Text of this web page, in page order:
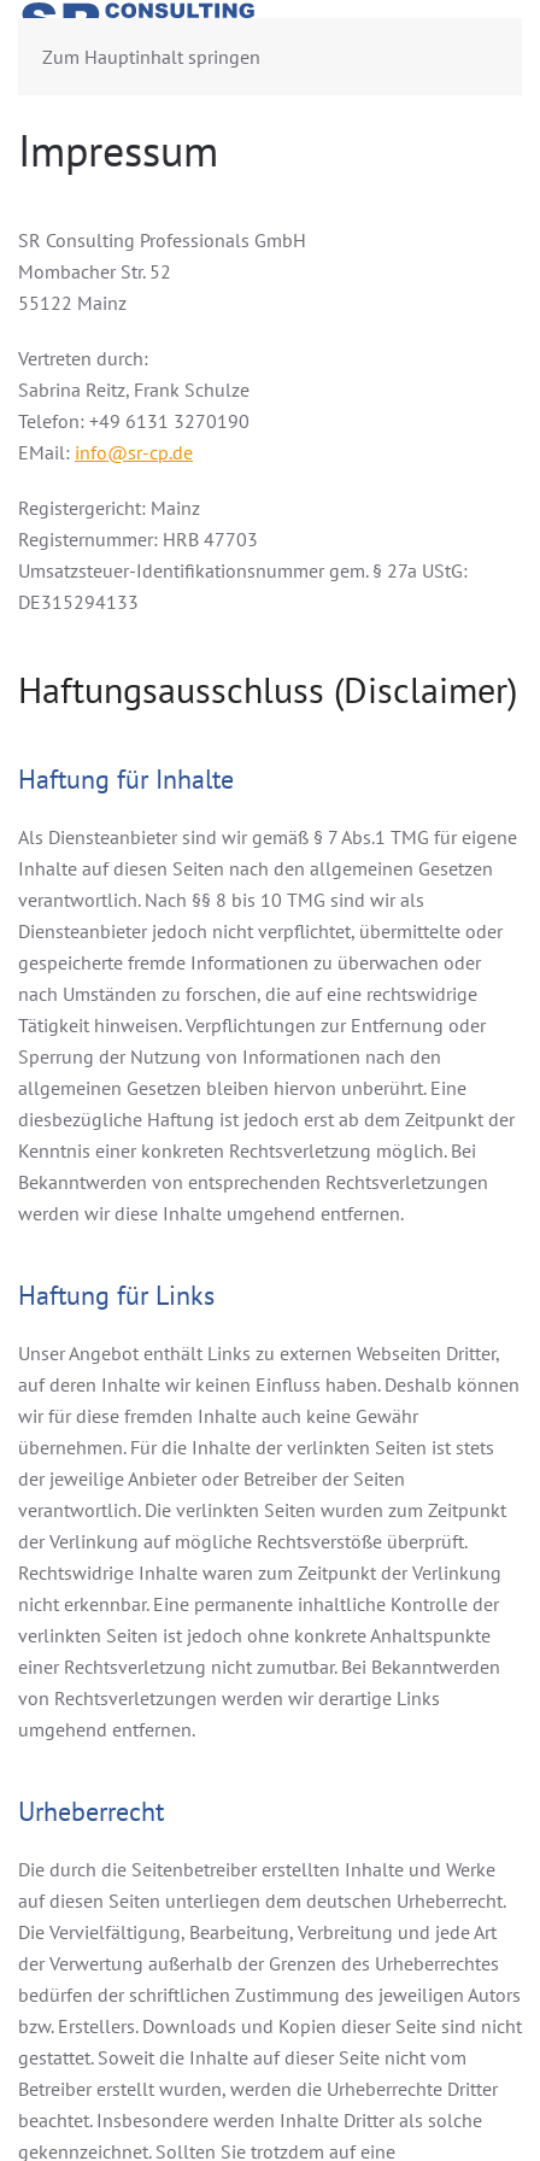
Zum Hauptinhalt springen
Impressum
SR Consulting Professionals GmbH
Mombacher Str. 52
55122 Mainz
Vertreten durch:
Sabrina Reitz, Frank Schulze
Telefon: +49 6131 3270190
EMail: info@sr-cp.de
Registergericht: Mainz
Registernummer: HRB 47703
Umsatzsteuer-Identifikationsnummer gem. § 27a UStG:
DE315294133
Haftungsausschluss (Disclaimer)
Haftung für Inhalte
Als Diensteanbieter sind wir gemäß § 7 Abs.1 TMG für eigene
Inhalte auf diesen Seiten nach den allgemeinen Gesetzen
verantwortlich. Nach §§ 8 bis 10 TMG sind wir als
Diensteanbieter jedoch nicht verpflichtet, übermittelte oder
gespeicherte fremde Informationen zu überwachen oder
nach Umständen zu forschen, die auf eine rechtswidrige
Tätigkeit hinweisen. Verpflichtungen zur Entfernung oder
Sperrung der Nutzung von Informationen nach den
allgemeinen Gesetzen bleiben hiervon unberührt. Eine
diesbezügliche Haftung ist jedoch erst ab dem Zeitpunkt der
Kenntnis einer konkreten Rechtsverletzung möglich. Bei
Bekanntwerden von entsprechenden Rechtsverletzungen
werden wir diese Inhalte umgehend entfernen.
Haftung für Links
Unser Angebot enthält Links zu externen Webseiten Dritter,
auf deren Inhalte wir keinen Einfluss haben. Deshalb können
wir für diese fremden Inhalte auch keine Gewähr
übernehmen. Für die Inhalte der verlinkten Seiten ist stets
der jeweilige Anbieter oder Betreiber der Seiten
verantwortlich. Die verlinkten Seiten wurden zum Zeitpunkt
der Verlinkung auf mögliche Rechtsverstöße überprüft.
Rechtswidrige Inhalte waren zum Zeitpunkt der Verlinkung
nicht erkennbar. Eine permanente inhaltliche Kontrolle der
verlinkten Seiten ist jedoch ohne konkrete Anhaltspunkte
einer Rechtsverletzung nicht zumutbar. Bei Bekanntwerden
von Rechtsverletzungen werden wir derartige Links
umgehend entfernen.
Urheberrecht
Die durch die Seitenbetreiber erstellten Inhalte und Werke
auf diesen Seiten unterliegen dem deutschen Urheberrecht.
Die Vervielfältigung, Bearbeitung, Verbreitung und jede Art
der Verwertung außerhalb der Grenzen des Urheberrechtes
bedürfen der schriftlichen Zustimmung des jeweiligen Autors
bzw. Erstellers. Downloads und Kopien dieser Seite sind nicht
gestattet. Soweit die Inhalte auf dieser Seite nicht vom
Betreiber erstellt wurden, werden die Urheberrechte Dritter
beachtet. Insbesondere werden Inhalte Dritter als solche
gekennzeichnet. Sollten Sie trotzdem auf eine